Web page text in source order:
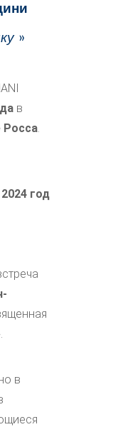
»
в
Росса.
год
.
в